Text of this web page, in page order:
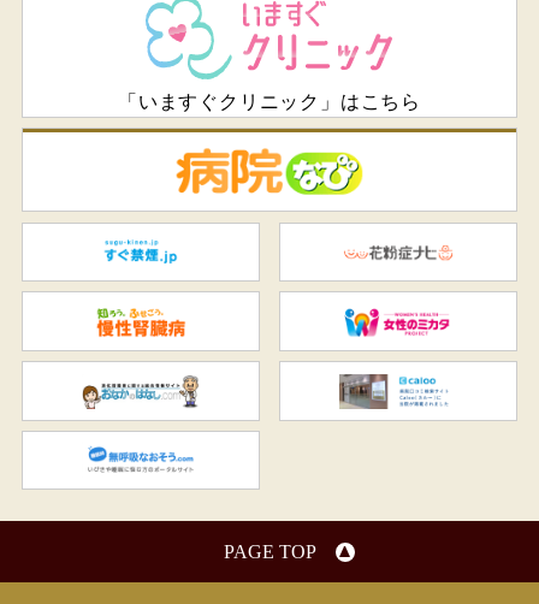
「いますぐクリニック」はこちら
すぐ禁煙.jp
知ろう、ふせごう。慢性腎臓
おなかのはなし.com
PAGE TOP